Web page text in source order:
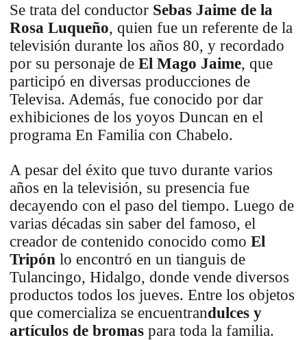
Se trata del conductor Sebas Jaime de la
Rosa Luqueño, quien fue un referente de la
televisión durante los años 80, y recordado
por su personaje de El Mago Jaime, que
participó en diversas producciones de
Televisa. Además, fue conocido por dar
exhibiciones de los yoyos Duncan en el
programa En Familia con Chabelo.
A pesar del éxito que tuvo durante varios
años en la televisión, su presencia fue
decayendo con el paso del tiempo. Luego de
varias décadas sin saber del famoso, el
creador de contenido conocido como El
Tripón lo encontró en un tianguis de
Tulancingo, Hidalgo, donde vende diversos
productos todos los jueves. Entre los objetos
que comercializa se encuentrandulces y
artículos de bromas para toda la familia.